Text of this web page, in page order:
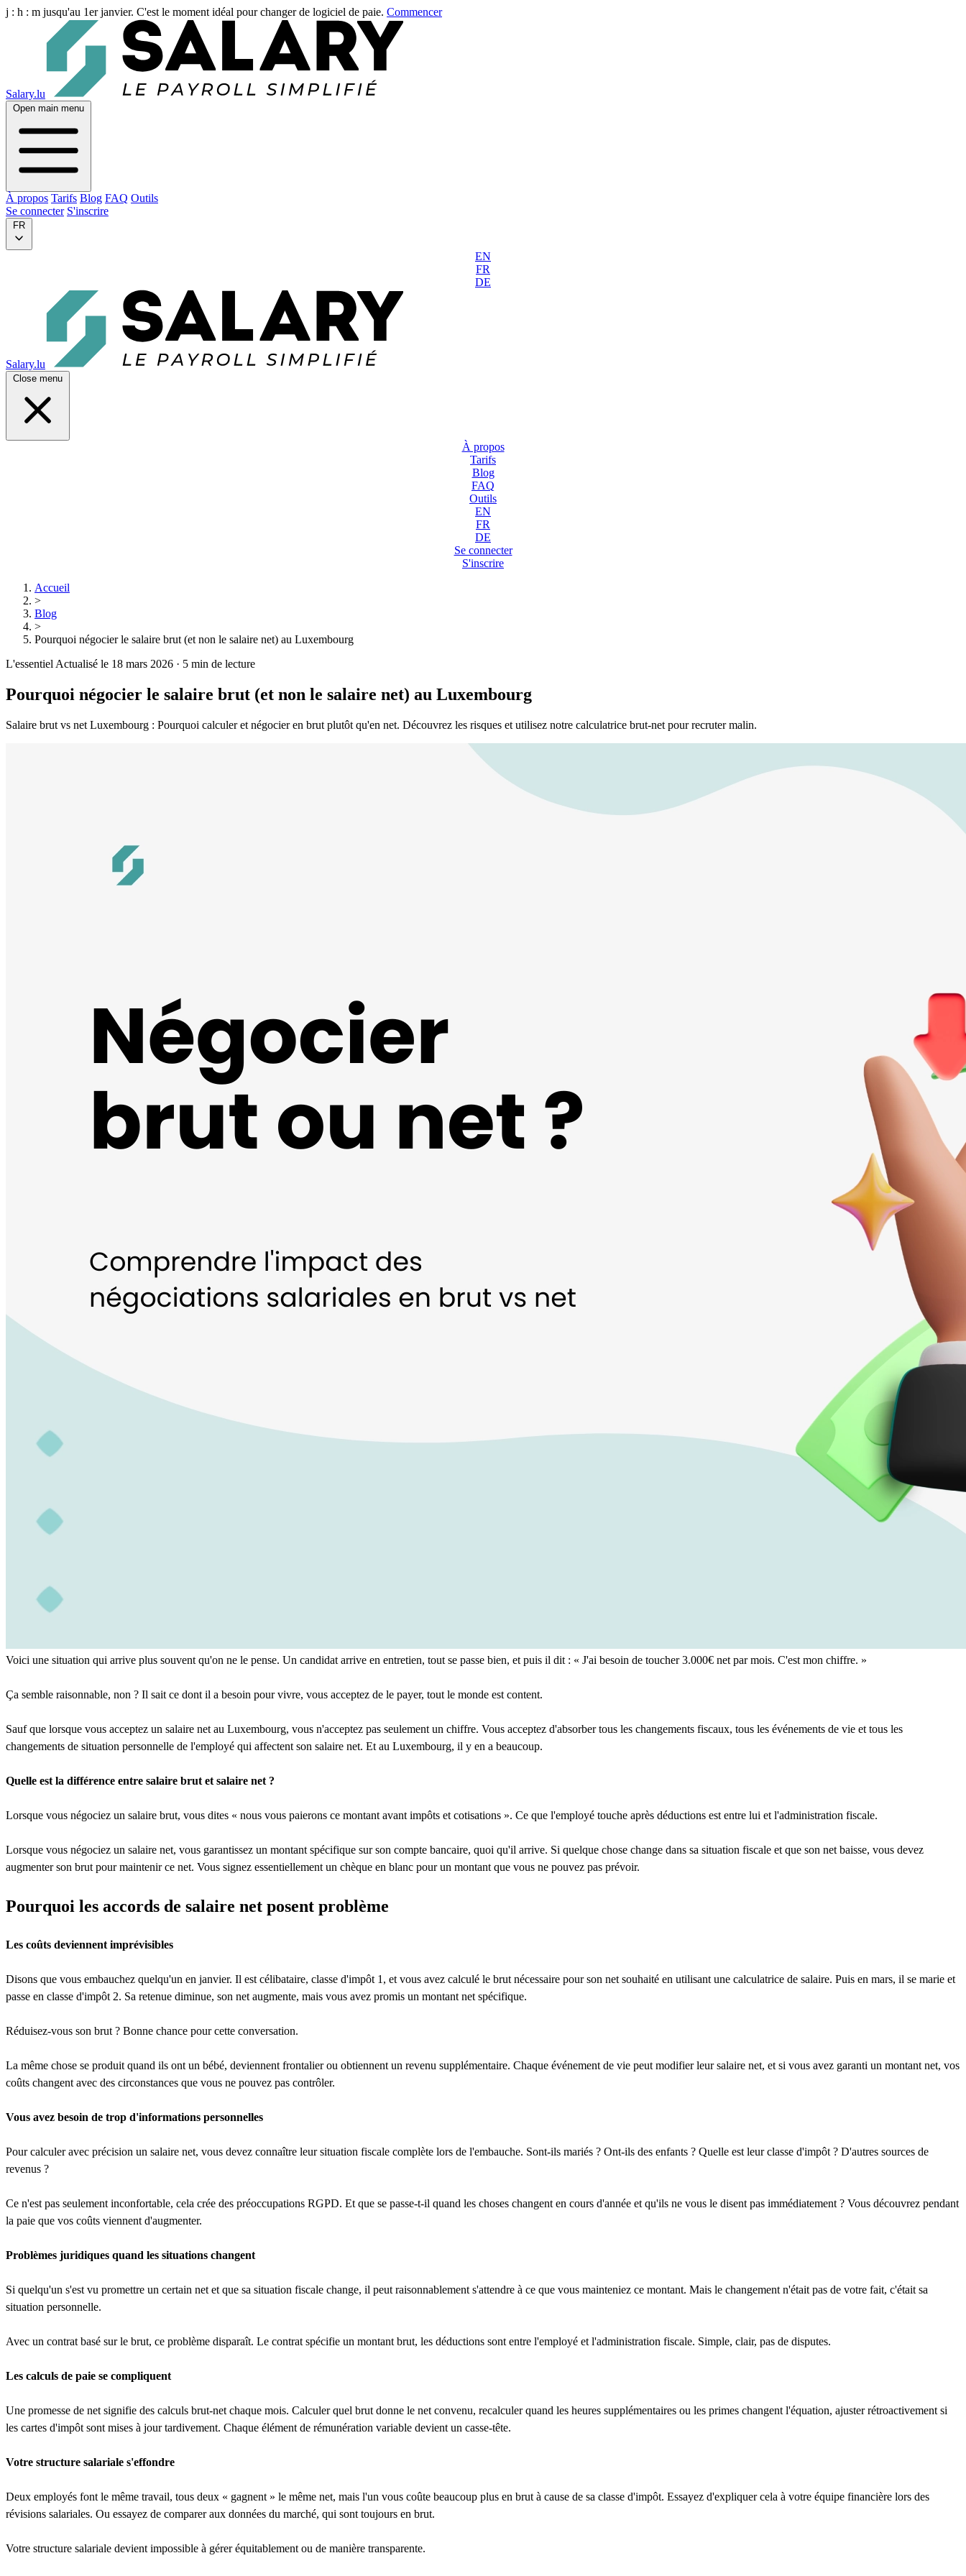
j : h : m jusqu'au 1er janvier. C'est le moment idéal pour changer de logiciel de paie. Commencer
Salary.lu
Open main menu
À propos Tarifs Blog FAQ Outils
Se connecter S'inscrire
FR
EN
FR
DE
Salary.lu
Close menu
À propos
Tarifs
Blog
FAQ
Outils
EN
FR
DE
Se connecter
S'inscrire
Accueil
>
Blog
>
Pourquoi négocier le salaire brut (et non le salaire net) au Luxembourg
L'essentiel Actualisé le 18 mars 2026 · 5 min de lecture
Pourquoi négocier le salaire brut (et non le salaire net) au Luxembourg
Salaire brut vs net Luxembourg : Pourquoi calculer et négocier en brut plutôt qu'en net. Découvrez les risques et utilisez notre calculatrice brut-net pour recruter malin.
Voici une situation qui arrive plus souvent qu'on ne le pense. Un candidat arrive en entretien, tout se passe bien, et puis il dit : « J'ai besoin de toucher 3.000€ net par mois. C'est mon chiffre. »
Ça semble raisonnable, non ? Il sait ce dont il a besoin pour vivre, vous acceptez de le payer, tout le monde est content.
Sauf que lorsque vous acceptez un salaire net au Luxembourg, vous n'acceptez pas seulement un chiffre. Vous acceptez d'absorber tous les changements fiscaux, tous les événements de vie et tous les
changements de situation personnelle de l'employé qui affectent son salaire net. Et au Luxembourg, il y en a beaucoup.
Quelle est la différence entre salaire brut et salaire net ?
Lorsque vous négociez un salaire brut, vous dites « nous vous paierons ce montant avant impôts et cotisations ». Ce que l'employé touche après déductions est entre lui et l'administration fiscale.
Lorsque vous négociez un salaire net, vous garantissez un montant spécifique sur son compte bancaire, quoi qu'il arrive. Si quelque chose change dans sa situation fiscale et que son net baisse, vous devez
augmenter son brut pour maintenir ce net. Vous signez essentiellement un chèque en blanc pour un montant que vous ne pouvez pas prévoir.
Pourquoi les accords de salaire net posent problème
Les coûts deviennent imprévisibles
Disons que vous embauchez quelqu'un en janvier. Il est célibataire, classe d'impôt 1, et vous avez calculé le brut nécessaire pour son net souhaité en utilisant une calculatrice de salaire. Puis en mars, il se marie et
passe en classe d'impôt 2. Sa retenue diminue, son net augmente, mais vous avez promis un montant net spécifique.
Réduisez-vous son brut ? Bonne chance pour cette conversation.
La même chose se produit quand ils ont un bébé, deviennent frontalier ou obtiennent un revenu supplémentaire. Chaque événement de vie peut modifier leur salaire net, et si vous avez garanti un montant net, vos
coûts changent avec des circonstances que vous ne pouvez pas contrôler.
Vous avez besoin de trop d'informations personnelles
Pour calculer avec précision un salaire net, vous devez connaître leur situation fiscale complète lors de l'embauche. Sont-ils mariés ? Ont-ils des enfants ? Quelle est leur classe d'impôt ? D'autres sources de
revenus ?
Ce n'est pas seulement inconfortable, cela crée des préoccupations RGPD. Et que se passe-t-il quand les choses changent en cours d'année et qu'ils ne vous le disent pas immédiatement ? Vous découvrez pendant
la paie que vos coûts viennent d'augmenter.
Problèmes juridiques quand les situations changent
Si quelqu'un s'est vu promettre un certain net et que sa situation fiscale change, il peut raisonnablement s'attendre à ce que vous mainteniez ce montant. Mais le changement n'était pas de votre fait, c'était sa
situation personnelle.
Avec un contrat basé sur le brut, ce problème disparaît. Le contrat spécifie un montant brut, les déductions sont entre l'employé et l'administration fiscale. Simple, clair, pas de disputes.
Les calculs de paie se compliquent
Une promesse de net signifie des calculs brut-net chaque mois. Calculer quel brut donne le net convenu, recalculer quand les heures supplémentaires ou les primes changent l'équation, ajuster rétroactivement si
les cartes d'impôt sont mises à jour tardivement. Chaque élément de rémunération variable devient un casse-tête.
Votre structure salariale s'effondre
Deux employés font le même travail, tous deux « gagnent » le même net, mais l'un vous coûte beaucoup plus en brut à cause de sa classe d'impôt. Essayez d'expliquer cela à votre équipe financière lors des
révisions salariales. Ou essayez de comparer aux données du marché, qui sont toujours en brut.
Votre structure salariale devient impossible à gérer équitablement ou de manière transparente.